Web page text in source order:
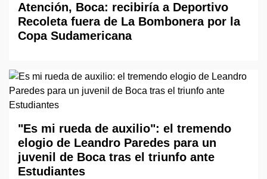
Atención, Boca: recibiría a Deportivo
Recoleta fuera de La Bombonera por la
Copa Sudamericana
"Es mi rueda de auxilio": el tremendo
elogio de Leandro Paredes para un
juvenil de Boca tras el triunfo ante
Estudiantes